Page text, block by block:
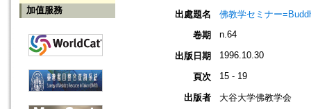
加值服務
出處題名
佛教学セミナー
卷期
n.64
出版日期 1996.10.30
頁次 15 - 19
出版者
大谷大学佛教学会